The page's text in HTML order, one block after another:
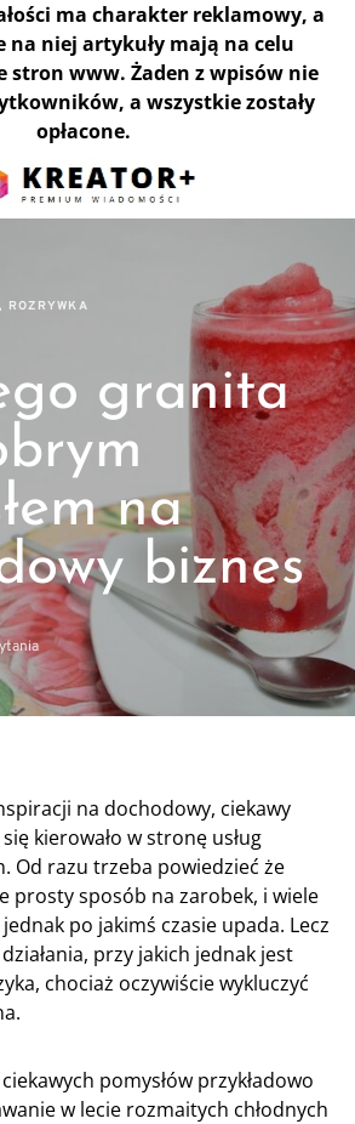
ma charakter reklamowy, a
na niej artykuły mają na celu
stron www. Żaden z wpisów nie
a wszystkie zostały
opłacone.
ROZRYWKA
granita
na
biznes
na dochodowy, ciekawy
kierowało w stronę usług
Od razu trzeba powiedzieć że
prosty sposób na zarobek, i wiele
po jakimś czasie upada. Lecz
przy jakich jednak jest
chociaż oczywiście wykluczyć
pomysłów przykładowo
w lecie rozmaitych chłodnych